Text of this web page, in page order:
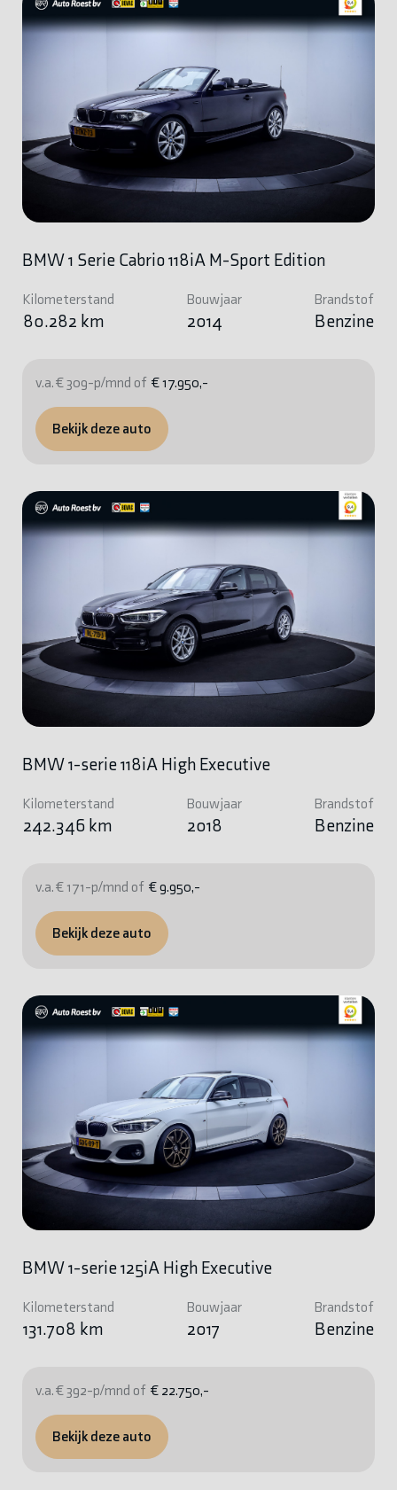
BMW 1 Serie Cabrio 118iA M-Sport Edition
Kilometerstand
80.282 km
Bouwjaar
2014
Brandstof
Benzine
v.a. € 309-p/mnd of € 17.950,-
Bekijk deze auto
BMW 1-serie 118iA High Executive
Kilometerstand
242.346 km
Bouwjaar
2018
Brandstof
Benzine
v.a. € 171-p/mnd of € 9.950,-
Bekijk deze auto
BMW 1-serie 125iA High Executive
Kilometerstand
131.708 km
Bouwjaar
2017
Brandstof
Benzine
v.a. € 392-p/mnd of € 22.750,-
Bekijk deze auto